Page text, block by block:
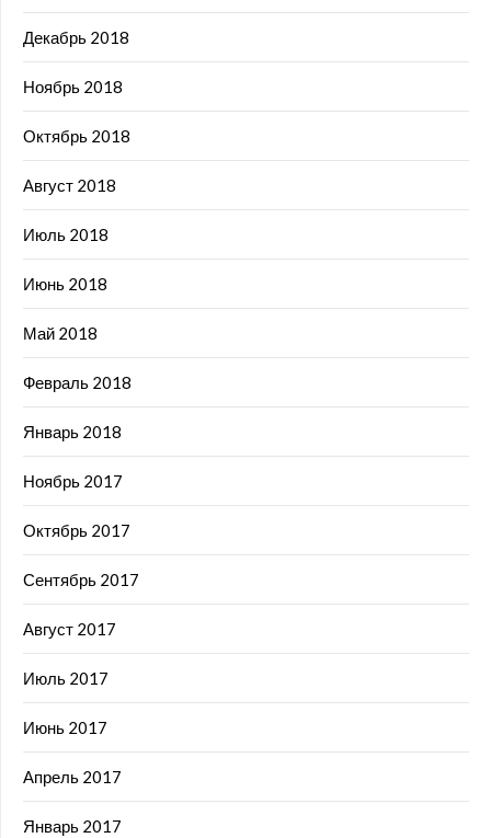
Декабрь 2018
Ноябрь 2018
Октябрь 2018
Август 2018
Июль 2018
Июнь 2018
Май 2018
Февраль 2018
Январь 2018
Ноябрь 2017
Октябрь 2017
Сентябрь 2017
Август 2017
Июль 2017
Июнь 2017
Апрель 2017
Январь 2017